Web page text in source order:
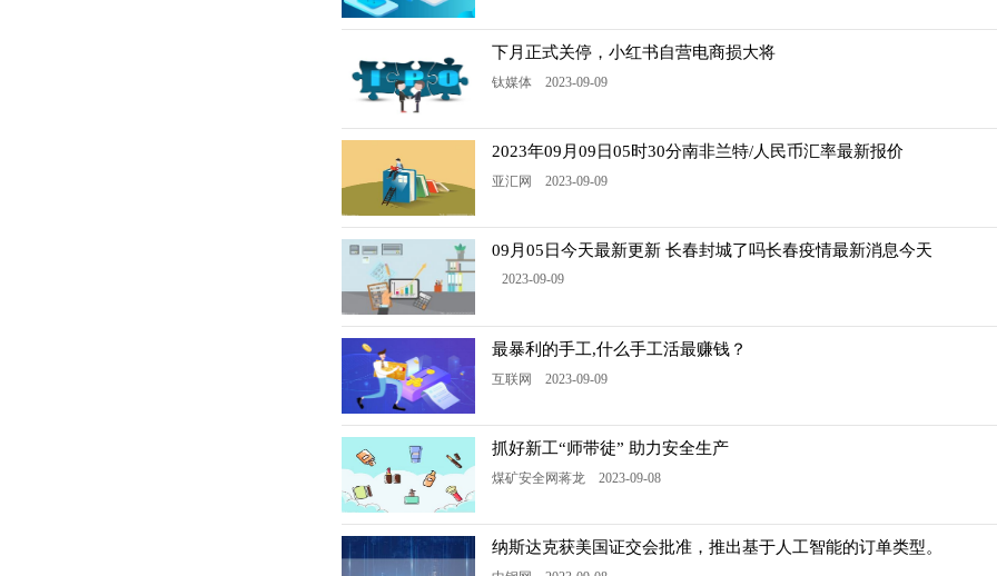
下月正式关停，小红书自营电商损大将
钛媒体 2023-09-09
2023年09月09日05时30分南非兰特/人民币汇率最新报价
亚汇网 2023-09-09
09月05日今天最新更新 长春封城了吗长春疫情最新消息今天
2023-09-09
最暴利的手工,什么手工活最赚钱？
互联网 2023-09-09
抓好新工“师带徒” 助力安全生产
煤矿安全网蒋龙 2023-09-08
纳斯达克获美国证交会批准，推出基于人工智能的订单类型。